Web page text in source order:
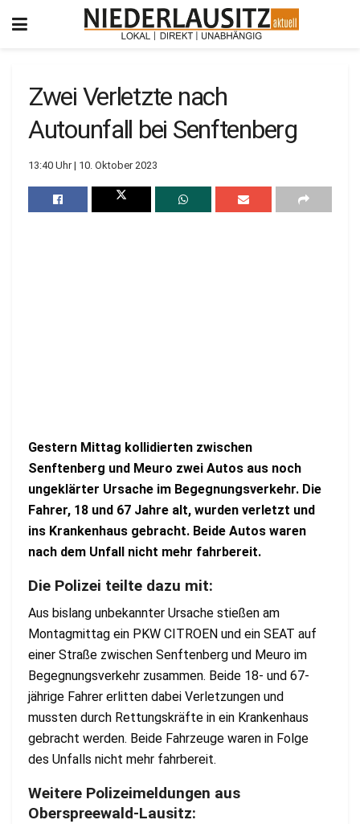
Zwei Verletzte nach
Autounfall bei Senftenberg
13:40 Uhr | 10. Oktober 2023
Gestern Mittag kollidierten zwischen
Senftenberg und Meuro zwei Autos aus noch
ungeklärter Ursache im Begegnungsverkehr. Die
Fahrer, 18 und 67 Jahre alt, wurden verletzt und
ins Krankenhaus gebracht. Beide Autos waren
nach dem Unfall nicht mehr fahrbereit.
Die Polizei teilte dazu mit:
Aus bislang unbekannter Ursache stießen am
Montagmittag ein PKW CITROEN und ein SEAT auf
einer Straße zwischen Senftenberg und Meuro im
Begegnungsverkehr zusammen. Beide 18- und 67-
jährige Fahrer erlitten dabei Verletzungen und
mussten durch Rettungskräfte in ein Krankenhaus
gebracht werden. Beide Fahrzeuge waren in Folge
des Unfalls nicht mehr fahrbereit.
Weitere Polizeimeldungen aus
Oberspreewald-Lausitz: